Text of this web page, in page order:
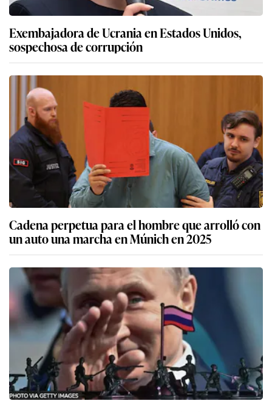
Exembajadora de Ucrania en Estados Unidos,
sospechosa de corrupción
Cadena perpetua para el hombre que arrolló con
un auto una marcha en Múnich en 2025